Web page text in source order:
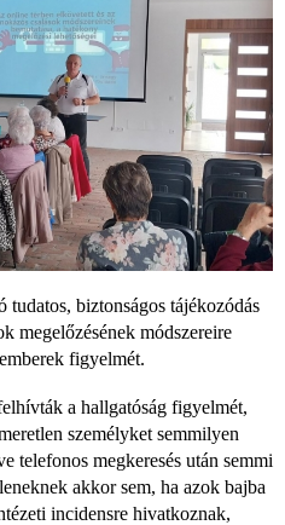
biztonságos tájékozódás
megelőzésének módszereire
figyelmét.
a hallgatóság figyelmét,
személyket semmilyen
telefonos megkeresés után semmi
akkor sem, ha azok bajba
incidensre hivatkoznak,